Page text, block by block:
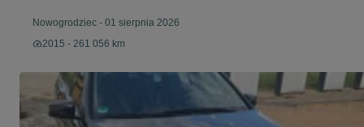
Nowogrodziec - 01 sierpnia 2026
2015 - 261 056 km